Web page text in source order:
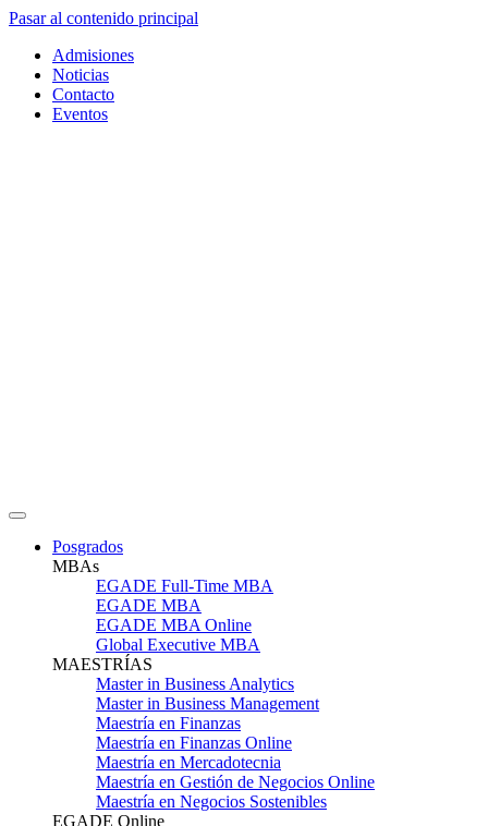
Pasar al contenido principal
Admisiones
Noticias
Contacto
Eventos
Posgrados
MBAs
EGADE Full-Time MBA
EGADE MBA
EGADE MBA Online
Global Executive MBA
MAESTRÍAS
Master in Business Analytics
Master in Business Management
Maestría en Finanzas
Maestría en Finanzas Online
Maestría en Mercadotecnia
Maestría en Gestión de Negocios Online
Maestría en Negocios Sostenibles
EGADE Online